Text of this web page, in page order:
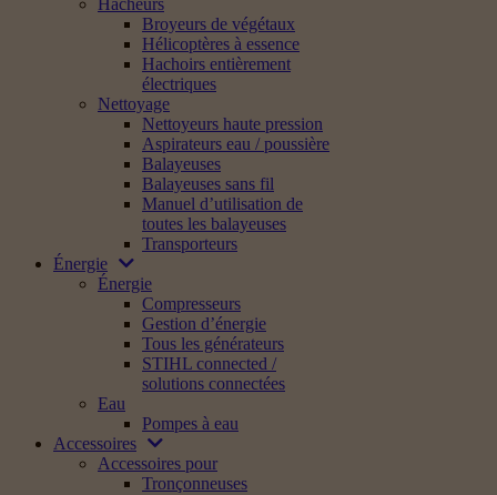
Hacheurs
Broyeurs de végétaux
Hélicoptères à essence
Hachoirs entièrement
électriques
Nettoyage
Nettoyeurs haute pression
Aspirateurs eau / poussière
Balayeuses
Balayeuses sans fil
Manuel d’utilisation de
toutes les balayeuses
Transporteurs
Énergie
Énergie
Compresseurs
Gestion d’énergie
Tous les générateurs
STIHL connected /
solutions connectées
Eau
Pompes à eau
Accessoires
Accessoires pour
Tronçonneuses